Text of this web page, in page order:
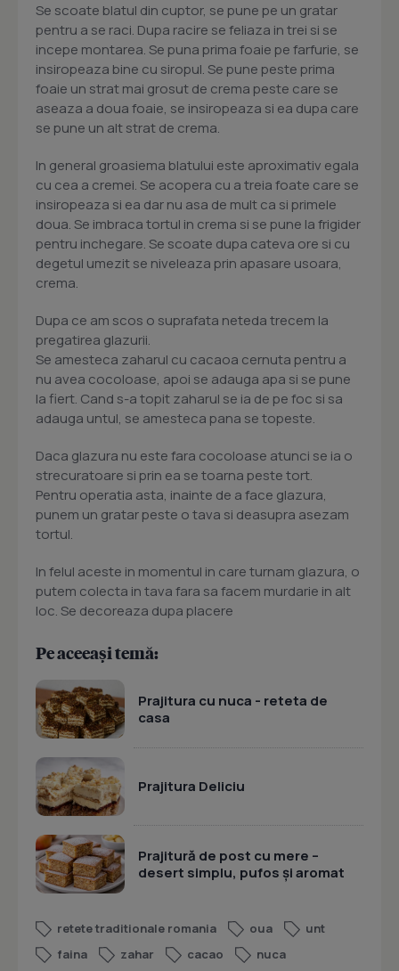
Se scoate blatul din cuptor, se pune pe un gratar
pentru a se raci. Dupa racire se feliaza in trei si se
incepe montarea. Se puna prima foaie pe farfurie, se
insiropeaza bine cu siropul. Se pune peste prima
foaie un strat mai grosut de crema peste care se
aseaza a doua foaie, se insiropeaza si ea dupa care
se pune un alt strat de crema.
In general groasiema blatului este aproximativ egala
cu cea a cremei. Se acopera cu a treia foate care se
insiropeaza si ea dar nu asa de mult ca si primele
doua. Se imbraca tortul in crema si se pune la frigider
pentru inchegare. Se scoate dupa cateva ore si cu
degetul umezit se niveleaza prin apasare usoara,
crema.
Dupa ce am scos o suprafata neteda trecem la
pregatirea glazurii.
Se amesteca zaharul cu cacaoa cernuta pentru a
nu avea cocoloase, apoi se adauga apa si se pune
la fiert. Cand s-a topit zaharul se ia de pe foc si sa
adauga untul, se amesteca pana se topeste.
Daca glazura nu este fara cocoloase atunci se ia o
strecuratoare si prin ea se toarna peste tort.
Pentru operatia asta, inainte de a face glazura,
punem un gratar peste o tava si deasupra asezam
tortul.
In felul aceste in momentul in care turnam glazura, o
putem colecta in tava fara sa facem murdarie in alt
loc. Se decoreaza dupa placere
Pe aceeași temă:
Prajitura cu nuca - reteta de
casa
Prajitura Deliciu
Prajitură de post cu mere –
desert simplu, pufos și aromat
retete traditionale romania oua
unt
faina
zahar cacao
nuca